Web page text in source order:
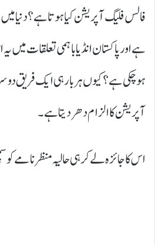
فالس فلیگ آپریشن کیا ہوتا ہے؟ دنیا
ہے اور پاکستان انڈیا باہمی تعلقات میں یہ
ہو چکی ہے؟ کیوں ہر بار ہی ایک فریق
آپریشن کا الزام دھر دیتا ہے۔
اس کا جائزہ لے کر ہی حالیہ منظر نامے کو